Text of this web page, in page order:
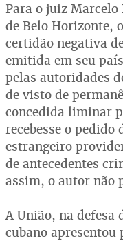
Para o juiz Marcelo
de Belo Horizonte,
certidão negativa
emitida em seu
pelas autoridades
de visto de
concedida liminar
recebesse o pedido
estrangeiro
de antecedentes
assim, o autor não
A União, na defesa
cubano apresentou